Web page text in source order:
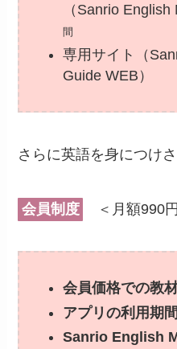
（Sanrio English
間
専用サイト（
Guide WEB）
さらに英語を身につけ
会員制度 ＜月額990
会員価格での教
アプリの利用期
Sanrio English